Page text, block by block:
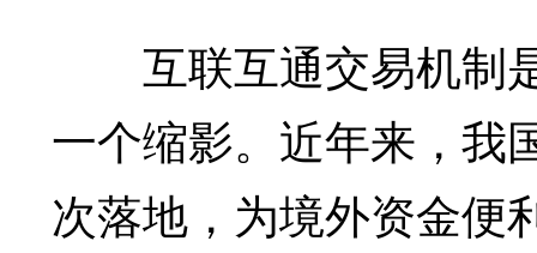
互联互通交易机制
一个缩影。近年来，我
次落地，为境外资金便